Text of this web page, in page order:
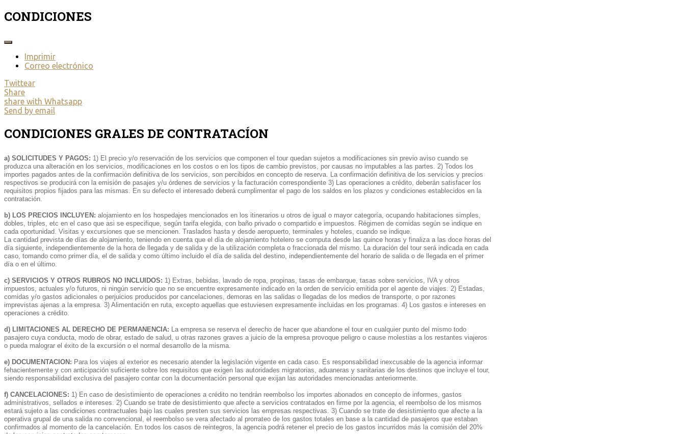
CONDICIONES
Imprimir
Correo electrónico
Twittear
Share
share with Whatsapp
Send by email
CONDICIONES GRALES DE CONTRATACÍON
a) SOLICITUDES Y PAGOS: 1) El precio y/o reservación de los servicios que componen el tour quedan sujetos a modificaciones sin previo aviso cuando se
produzca una alteración en los servicios, modificaciones en los costos o en los tipos de cambio previstos, por causas no imputables a las partes. 2) Todos los
importes pagados antes de la confirmación definitiva de los servicios, son percibidos en concepto de reserva. La confirmación definitiva de los servicios y precios
respectivos se producirá con la emisión de pasajes y/u órdenes de servicios y la facturación correspondiente 3) Las operaciones a crédito, deberán satisfacer los
requisitos propios fijados para las mismas. En su defecto el interesado deberá cumplimentar el pago de los saldos en los plazos y condiciones establecidos en la
contratación.
b) LOS PRECIOS INCLUYEN: alojamiento en los hospedajes mencionados en los itinerarios u otros de igual o mayor categoría, ocupando habitaciones simples,
dobles, triples, etc en el caso que asi se especifique, según tarifa elegida, con baño privado o compartido e impuestos. Régimen de comidas según se indique en
cada oportunidad. Visitas y excursiones que se mencionen. Traslados hasta y desde aeropuerto, terminales y hoteles, cuando se indique.
La cantidad prevista de días de alojamiento, teniendo en cuenta que el día de alojamiento hotelero se computa desde las quince horas y finaliza a las doce horas del
día siguiente, independientemente de la hora de llegada y de salida y de la utilización completa o fraccionada del mismo. La duración del tour será indicada en cada
caso, tomando como primer día, el de salida y como último incluido el día de salida del destino, independientemente del horario de salida o de llegada en el primer
día o en el último.
c) SERVICIOS Y OTROS RUBROS NO INCLUIDOS: 1) Extras, bebidas, lavado de ropa, propinas, tasas de embarque, tasas sobre servicios, IVA y otros
impuestos, actuales y/o futuros, ni ningún servicio que no se encuentre expresamente indicado en la orden de servicio emitida por el agente de viajes. 2) Estadas,
comidas y/o gastos adicionales o perjuicios producidos por cancelaciones, demoras en las salidas o llegadas de los medios de transporte, o por razones
imprevistas ajenas a la empresa. 3) Alimentación en ruta, excepto aquellas que estuviesen expresamente incluidas en los programas. 4) Los gastos e intereses en
operaciones a crédito.
d) LIMITACIONES AL DERECHO DE PERMANENCIA: La empresa se reserva el derecho de hacer que abandone el tour en cualquier punto del mismo todo
pasajero cuya conducta, modo de obrar, estado de salud, u otras razones graves a juicio de la empresa provoque peligro o cause molestias a los restantes viajeros
o pueda malograr el éxito de la excursión o el normal desarrollo de la misma.
e) DOCUMENTACION: Para los viajes al exterior es necesario atender la legislación vigente en cada caso. Es responsabilidad inexcusable de la agencia informar
fehacientemente y con anticipación suficiente sobre los requisitos que exigen las autoridades migratorias, aduaneras y sanitarias de los destinos que incluye el tour,
siendo responsabilidad exclusiva del pasajero contar con la documentación personal que exijan las autoridades mencionadas anteriormente.
f) CANCELACIONES: 1) En caso de desistimiento de operaciones a crédito no tendrán reembolso los importes abonados en concepto de informes, gastos
administrativos, sellados e intereses. 2) Cuando se trate de desistimiento que afecte a servicios contratados en firme por la agencia, el reembolso de los mismos
estará sujeto a las condiciones contractuales bajo las cuales presten sus servicios las empresas respectivas. 3) Cuando se trate de desistimiento que afecte a la
operativa grupal de una salida no convencional, el reembolso se vera afectado al prorrateo de los gastos totales en base a la cantidad de pasajeros que estaban
confirmados al momento de la cancelación. En todos los casos de reintegros, la agencia podrá retener el precio de los gastos incurridos más la comisión del 20%